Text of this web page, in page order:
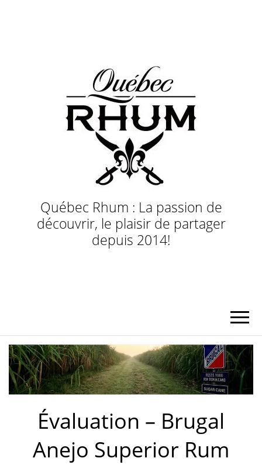
Québec Rhum : La passion de
découvrir, le plaisir de partager
depuis 2014!
Évaluation – Brugal
Anejo Superior Rum